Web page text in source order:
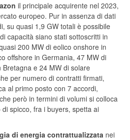
il principale acquirente nel 2023,
europeo. Pur in assenza di dati
su quasi 1,9 GW totali è possibile
capacità siano stati sottoscritti in
200 MW di eolico onshore in
offshore in Germania, 47 MW di
e 24 MW di solare
per numero di contratti firmati,
al primo posto con 7 accordi,
però in termini di volumi si colloca
spicco, fra i buyers, spetta ai
di energia contrattualizzata nei